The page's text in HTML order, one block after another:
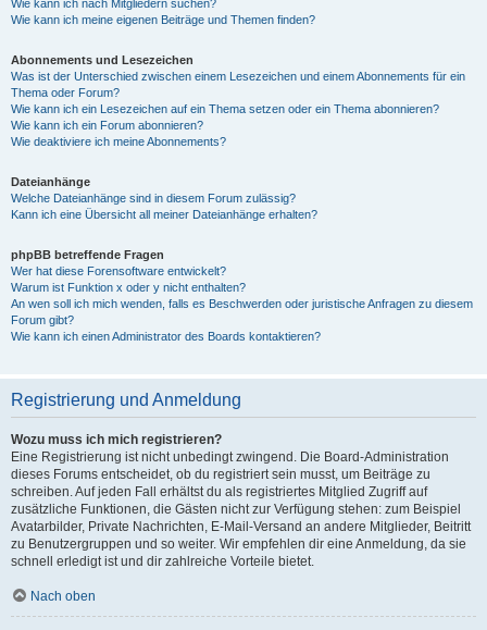
Wie kann ich nach Mitgliedern suchen?
Wie kann ich meine eigenen Beiträge und Themen finden?
Abonnements und Lesezeichen
Was ist der Unterschied zwischen einem Lesezeichen und einem Abonnements für ein
Thema oder Forum?
Wie kann ich ein Lesezeichen auf ein Thema setzen oder ein Thema abonnieren?
Wie kann ich ein Forum abonnieren?
Wie deaktiviere ich meine Abonnements?
Dateianhänge
Welche Dateianhänge sind in diesem Forum zulässig?
Kann ich eine Übersicht all meiner Dateianhänge erhalten?
phpBB betreffende Fragen
Wer hat diese Forensoftware entwickelt?
Warum ist Funktion x oder y nicht enthalten?
An wen soll ich mich wenden, falls es Beschwerden oder juristische Anfragen zu diesem
Forum gibt?
Wie kann ich einen Administrator des Boards kontaktieren?
Registrierung und Anmeldung
Wozu muss ich mich registrieren?
Eine Registrierung ist nicht unbedingt zwingend. Die Board-Administration
dieses Forums entscheidet, ob du registriert sein musst, um Beiträge zu
schreiben. Auf jeden Fall erhältst du als registriertes Mitglied Zugriff auf
zusätzliche Funktionen, die Gästen nicht zur Verfügung stehen: zum Beispiel
Avatarbilder, Private Nachrichten, E-Mail-Versand an andere Mitglieder, Beitritt
zu Benutzergruppen und so weiter. Wir empfehlen dir eine Anmeldung, da sie
schnell erledigt ist und dir zahlreiche Vorteile bietet.
Nach oben